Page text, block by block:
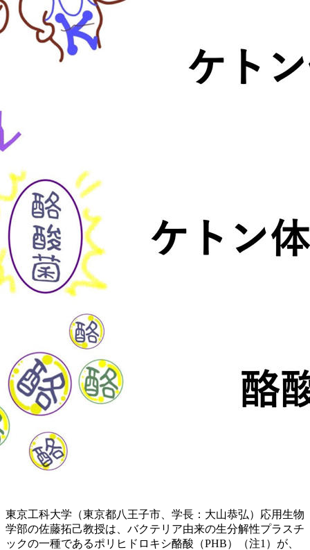
東京工科大学（東京都八王子市、学長：大山恭弘）応用生物
学部の佐藤拓己教授は、バクテリア由来の生分解性プラスチ
ックの一種であるポリヒドロキシ酪酸（PHB）（注1）が、